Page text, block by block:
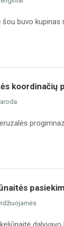
buvo
koordinačių